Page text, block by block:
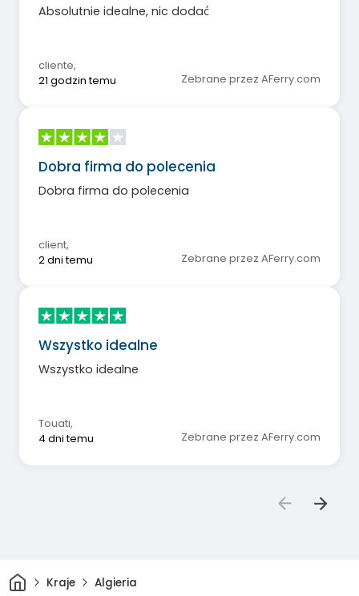
Absolutnie idealne, nic dodać
cliente,
21 godzin temu
Zebrane przez AFerry.com
Dobra firma do polecenia
Dobra firma do polecenia
client,
2 dni temu
Zebrane przez AFerry.com
Wszystko idealne
Wszystko idealne
Touati,
4 dni temu
Zebrane przez AFerry.com
DomKraje Algieria